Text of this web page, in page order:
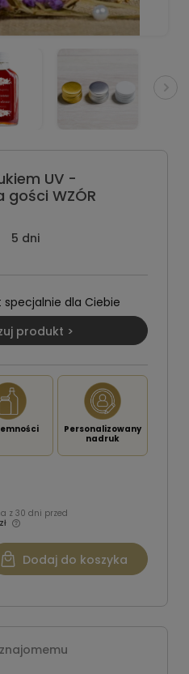
UV -
WZÓR
5 dni
dla Ciebie
produkt >
Personalizowany
nadruk
z 30 dni przed
Dodaj do koszyka